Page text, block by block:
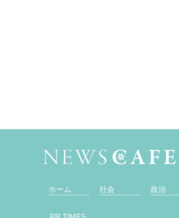
ホーム 社会 政治